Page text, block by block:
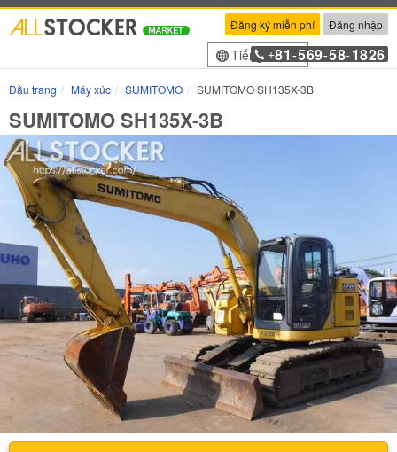
Đăng ký miễn phí Đăng nhập
Tiếng Việt
+81 -569-58-1826
Đầu trang Máy xúc SUMITOMO SUMITOMO SH135X-3B
SUMITOMO SH135X-3B